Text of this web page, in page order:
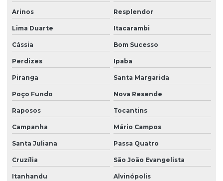
Arinos Resplendor
Lima Duarte Itacarambi
Cássia Bom Sucesso
Perdizes Ipaba
Piranga Santa Margarida
Poço Fundo Nova Resende
Raposos Tocantins
Campanha Mário Campos
Santa Juliana Passa Quatro
Cruzília São João Evangelista
Itanhandu Alvinópolis